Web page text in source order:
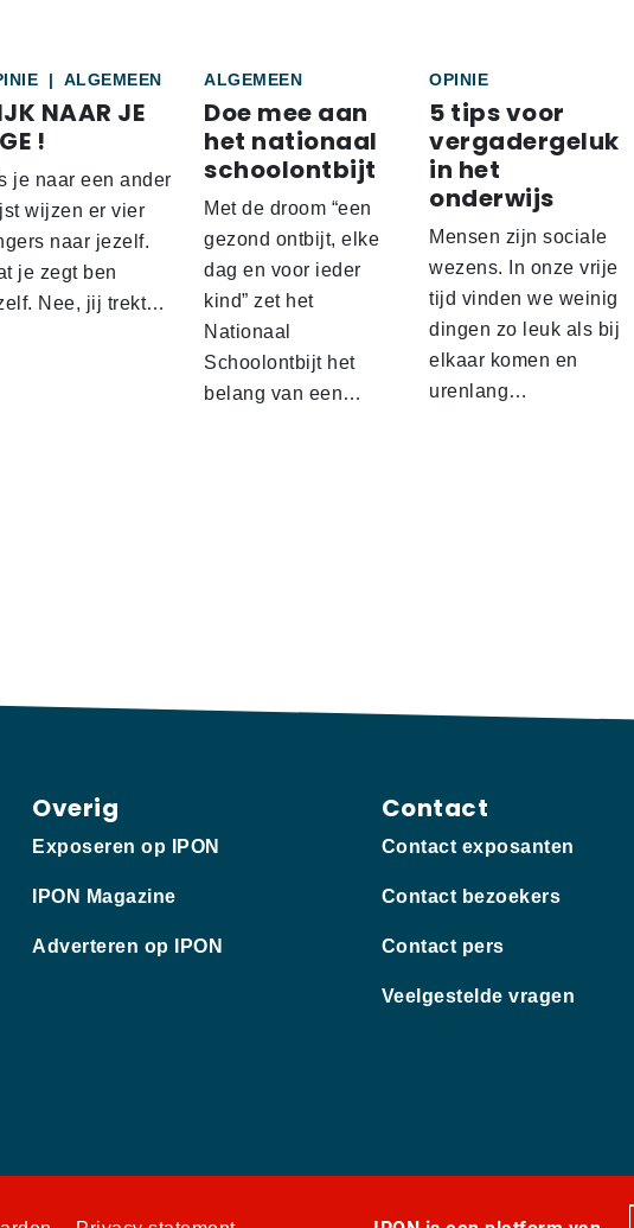
| ALGEMEEN
NAAR JE
!
je naar een ander
wijzen er vier
naar jezelf.
je zegt ben
Nee, jij trekt…
ALGEMEEN
Doe mee aan
het nationaal
schoolontbijt
Met de droom “een
gezond ontbijt, elke
dag en voor ieder
kind” zet het
Nationaal
Schoolontbijt het
belang van een…
OPINIE
5 tips voor
vergadergeluk
in het
onderwijs
Mensen zijn sociale
wezens. In onze vrije
tijd vinden we weinig
dingen zo leuk als bij
elkaar komen en
urenlang…
Overig
Exposeren op IPON
IPON Magazine
Adverteren op IPON
Contact
Contact exposanten
Contact bezoekers
Contact pers
Veelgestelde vragen